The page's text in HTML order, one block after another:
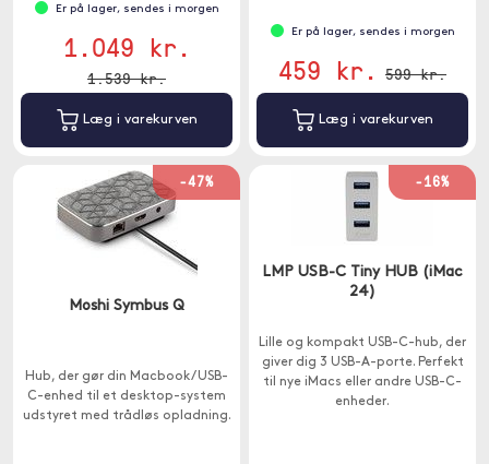
Er på lager, sendes i morgen
1.049 kr.
1.539 kr.
Læg i varekurven
Er på lager, sendes i morgen
459 kr. 599 kr.
Læg i varekurven
-47%
Moshi Symbus Q
Hub, der gør din Macbook / USB-
C-enhed til et desktop-system
udstyret med trådløs opladning.
-16%
LMP USB-C Tiny HUB (iMac
24)
Lille og kompakt USB-C-hub, der
giver dig 3 USB-A-porte. Perfekt
til nye iMacs eller andre USB-C-
enheder.